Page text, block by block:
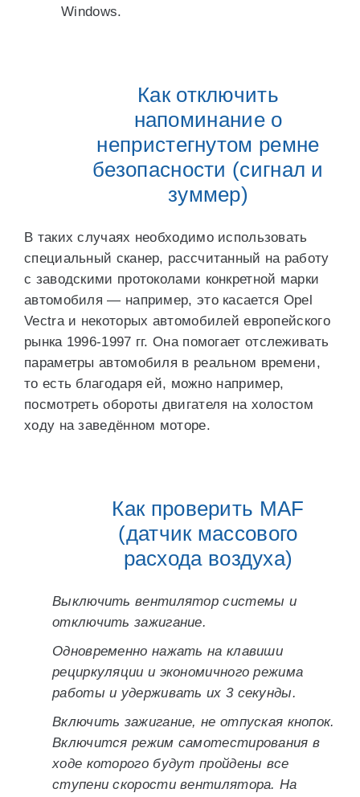
Windows.
Как отключить
напоминание о
непристегнутом ремне
безопасности (сигнал и
зуммер)
В таких случаях необходимо использовать
специальный сканер, рассчитанный на работу
с заводскими протоколами конкретной марки
автомобиля — например, это касается Opel
Vectra и некоторых автомобилей европейского
рынка 1996-1997 гг. Она помогает отслеживать
параметры автомобиля в реальном времени,
то есть благодаря ей, можно например,
посмотреть обороты двигателя на холостом
ходу на заведённом моторе.
Как проверить MAF
(датчик массового
расхода воздуха)
Выключить вентилятор системы и
отключить зажигание.
Одновременно нажать на клавиши
рециркуляции и экономичного режима
работы и удерживать их 3 секунды.
Включить зажигание, не отпуская кнопок.
Включится режим самотестирования в
ходе которого будут пройдены все
ступени скорости вентилятора. На